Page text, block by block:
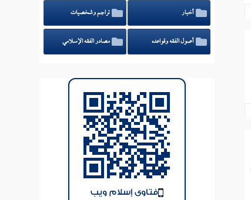
أخبار تراجم وشخصيات
أصول الفقه وقواعده مصادر الفقه الإسلامي
فتاوى إسلام ويب